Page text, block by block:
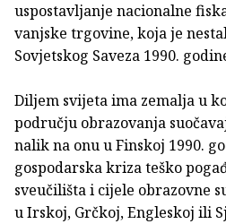
uspostavljanje nacionalne
vanjske trgovine, koja je
Sovjetskog Saveza 1990.
Diljem svijeta ima zemalja u
području obrazovanja
nalik na onu u Finskoj 1990.
gospodarska kriza teško
sveučilišta i cijele obrazovne
u Irskoj, Grčkoj, Engleskoj ili